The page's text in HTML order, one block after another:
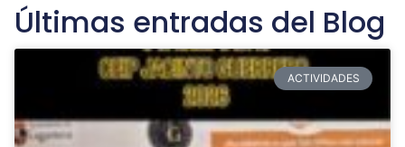
Últimas entradas del Blog
ACTIVIDADES